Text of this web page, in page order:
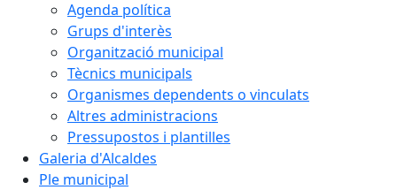
Agenda política
Grups d'interès
Organització municipal
Tècnics municipals
Organismes dependents o vinculats
Altres administracions
Pressupostos i plantilles
Galeria d'Alcaldes
Ple municipal